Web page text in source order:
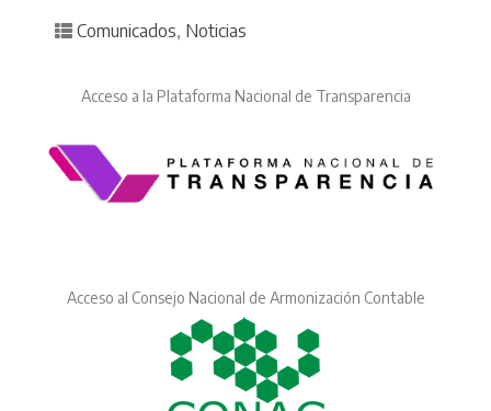
Posted in
Comunicados, Noticias
Acceso a la Plataforma Nacional de Transparencia
Acceso al Consejo Nacional de Armonización Contable